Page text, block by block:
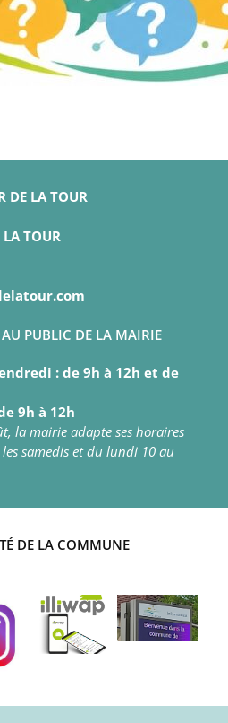
DE LA TOUR
TOUR
AU PUBLIC DE LA MAIRIE
: de 9h à 12h et de
9h à 12h
la mairie adapte ses horaires
samedis et du lundi 10 au
DE LA COMMUNE